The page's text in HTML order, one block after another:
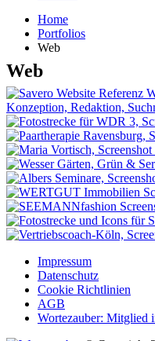
Home
Portfolios
Web
Web
Konzeption, Redaktion,
Impressum
Datenschutz
Cookie Richtlinien
AGB
Wortezauber: Mitglied